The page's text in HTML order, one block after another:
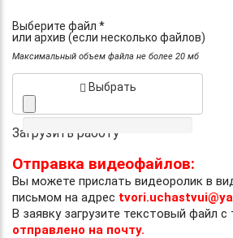
Выберите файл *
или архив (если несколько файлов)
Максимальный объем файла не более 20 мб
Выбрать
Загрузить работу
Отправка видеофайлов:
Вы можете прислать видеоролик в
письмом на адрес
В заявку загрузите текстовый файл с
отправлено на почту.